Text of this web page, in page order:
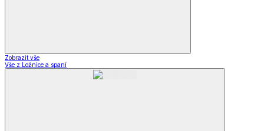
Zobrazit vše
Vše z Ložnice a spaní